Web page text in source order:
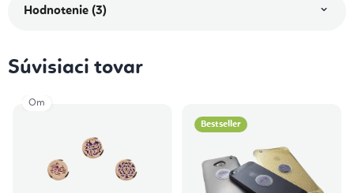
Hodnotenie (3)
Súvisiaci tovar
Om
Bestseller